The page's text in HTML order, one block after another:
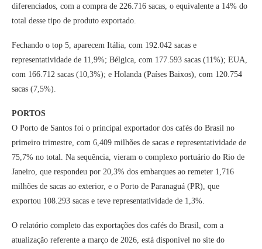
diferenciados, com a compra de 226.716 sacas, o equivalente a 14% do
total desse tipo de produto exportado.
Fechando o top 5, aparecem Itália, com 192.042 sacas e
representatividade de 11,9%; Bélgica, com 177.593 sacas (11%); EUA,
com 166.712 sacas (10,3%); e Holanda (Países Baixos), com 120.754
sacas (7,5%).
PORTOS
O Porto de Santos foi o principal exportador dos cafés do Brasil no
primeiro trimestre, com 6,409 milhões de sacas e representatividade de
75,7% no total. Na sequência, vieram o complexo portuário do Rio de
Janeiro, que respondeu por 20,3% dos embarques ao remeter 1,716
milhões de sacas ao exterior, e o Porto de Paranaguá (PR), que
exportou 108.293 sacas e teve representatividade de 1,3%.
O relatório completo das exportações dos cafés do Brasil, com a
atualização referente a março de 2026, está disponível no site do